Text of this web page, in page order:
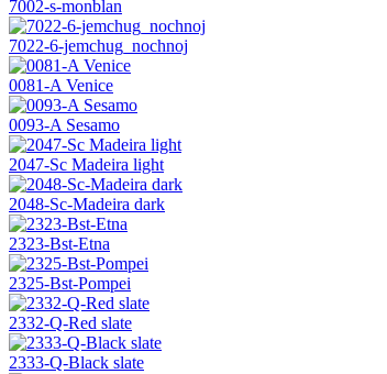
7002-s-monblan
7022-6-jemchug_nochnoj
0081-A Venice
0093-A Sesamo
2047-Sc Madeira light
2048-Sc-Madeira dark
2323-Bst-Etna
2325-Bst-Pompei
2332-Q-Red slate
2333-Q-Black slate